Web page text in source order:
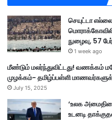
செயுட்டா
நுழைவு, 57
1 week ago
மீண்டும் மலர்ந்துவிட்டது! வணக்கம்
முழக்கம்- தமிழ்ப்பள்ளி
July 15, 2025
‘உலக
உடனடி